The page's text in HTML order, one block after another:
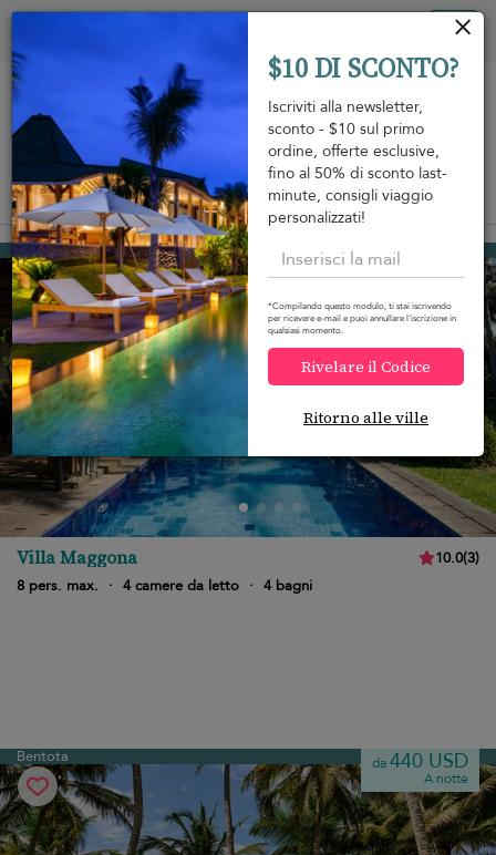
View on map
Bentota da450 USD
Villa Maggona 10.0(3)
8 pers. max.
· 4 camere da letto · 4 bagni
Bentota da440 USD
A notte
$10 DI SCONTO?
Iscriviti alla newsletter,
sconto - $10 sul primo
ordine, offerte esclusive,
fino al 50% di sconto last-
minute, consigli viaggio
personalizzati!
*Compilando questo modulo, ti stai iscrivendo
per ricevere e-mail e puoi annullare l'iscrizione in
qualsiasi momento.
Rivelare il Codice
Ritorno alle ville
Pannello di gestione dei cookies